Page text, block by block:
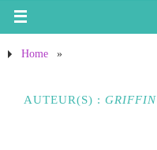
Home »
AUTEUR(S) :